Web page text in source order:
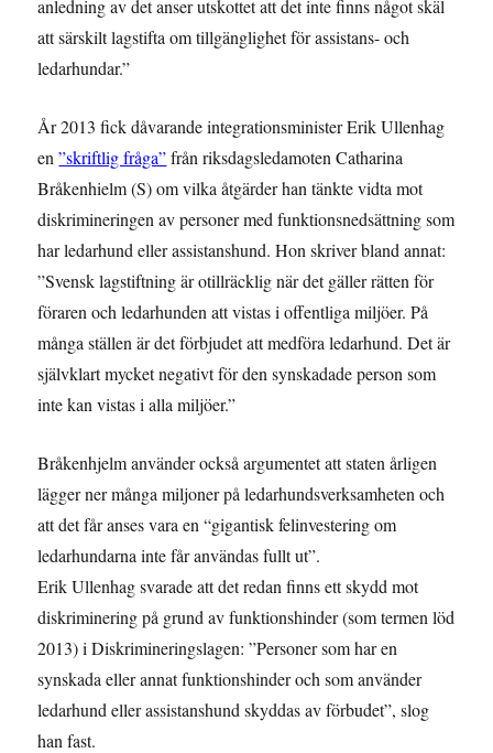
anledning av det anser utskottet att det inte finns något skäl
att särskilt lagstifta om tillgänglighet för assistans- och
ledarhundar.”
År 2013 fick dåvarande integrationsminister Erik Ullenhag
en”skriftlig fråga”från riksdagsledamoten Catharina
Bråkenhielm (S) om vilka åtgärder han tänkte vidta mot
diskrimineringen av personer med funktionsnedsättning som
har ledarhund eller assistanshund. Hon skriver bland annat:
”Svensk lagstiftning är otillräcklig när det gäller rätten för
föraren och ledarhunden att vistas i offentliga miljöer. På
många ställen är det förbjudet att medföra ledarhund. Det är
självklart mycket negativt för den synskadade person som
inte kan vistas i alla miljöer.”
Bråkenhjelm använder också argumentet att staten årligen
lägger ner många miljoner på ledarhundsverksamheten och
att det får anses vara en “gigantisk felinvestering om
ledarhundarna inte får användas fullt ut”.
Erik Ullenhag svarade att det redan finns ett skydd mot
diskriminering på grund av funktionshinder (som termen löd
2013) i Diskrimineringslagen: ”Personer som har en
synskada eller annat funktionshinder och som använder
ledarhund eller assistanshund skyddas av förbudet”, slog
han fast.